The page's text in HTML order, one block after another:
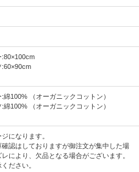
:80×100cm
:60×90cm
綿100% （オーガニックコットン）
綿100% （オーガニックコットン）
になります。
認はしておりますが御注文が集中した場
により、欠品となる場合がございます。
ださい。